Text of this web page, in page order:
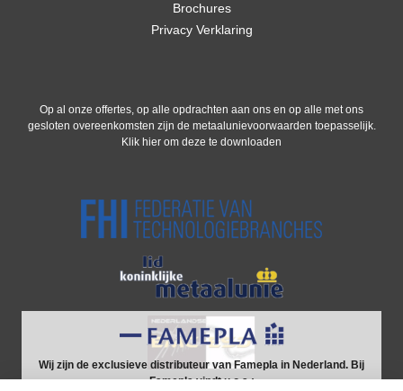
Brochures
Privacy Verklaring
Op al onze offertes, op alle opdrachten aan ons en op alle met ons
gesloten overeenkomsten zijn de metaalunievoorwaarden toepasselijk.
Klik hier om deze te downloaden
Wij zijn de exclusieve distributeur van Famepla in Nederland. Bij
Famepla vindt u o.a.: